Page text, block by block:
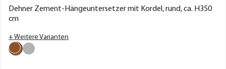
Dehner Zement-Hängeuntersetzer mit Kordel, rund, ca. H350
cm
+ Weitere Varianten